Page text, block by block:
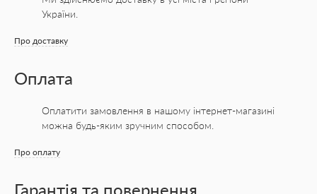
України.
Про доставку
Оплата
Оплатити замовлення в нашому інтернет-магазині
можна будь-яким зручним способом.
Про оплату
Гарантія та повернення